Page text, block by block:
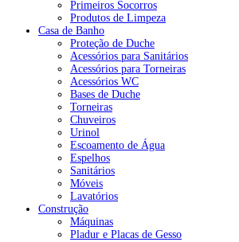
Primeiros Socorros
Produtos de Limpeza
Casa de Banho
Proteção de Duche
Acessórios para Sanitários
Acessórios para Torneiras
Acessórios WC
Bases de Duche
Torneiras
Chuveiros
Urinol
Escoamento de Água
Espelhos
Sanitários
Móveis
Lavatórios
Construção
Máquinas
Pladur e Placas de Gesso